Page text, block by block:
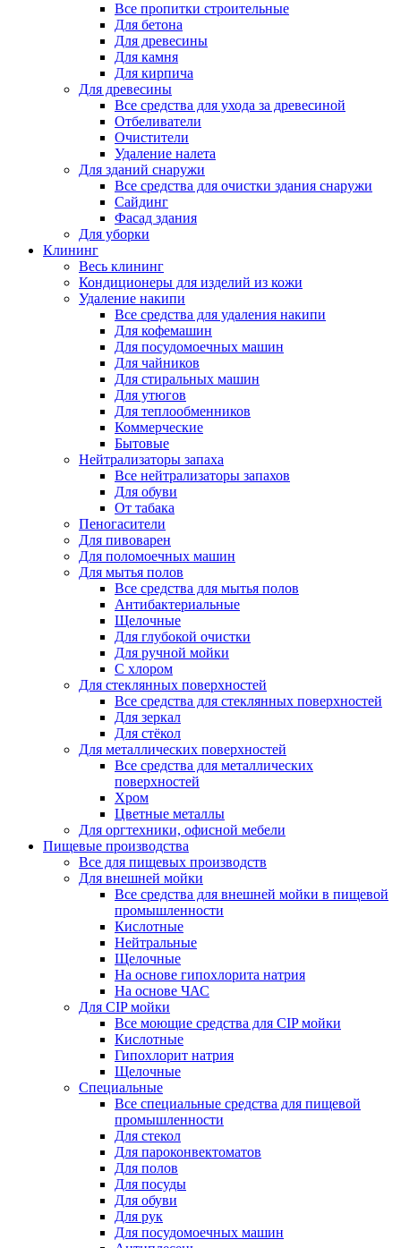
Все пропитки строительные
Для бетона
Для древесины
Для камня
Для кирпича
Для древесины
Все средства для ухода за древесиной
Отбеливатели
Очистители
Удаление налета
Для зданий снаружи
Все средства для очистки здания снаружи
Сайдинг
Фасад здания
Для уборки
Клининг
Весь клининг
Кондиционеры для изделий из кожи
Удаление накипи
Все средства для удаления накипи
Для кофемашин
Для посудомоечных машин
Для чайников
Для стиральных машин
Для утюгов
Для теплообменников
Коммерческие
Бытовые
Нейтрализаторы запаха
Все нейтрализаторы запахов
Для обуви
От табака
Пеногасители
Для пивоварен
Для поломоечных машин
Для мытья полов
Все средства для мытья полов
Антибактериальные
Щелочные
Для глубокой очистки
Для ручной мойки
С хлором
Для стеклянных поверхностей
Все средства для стеклянных поверхностей
Для зеркал
Для стёкол
Для металлических поверхностей
Все средства для металлических
поверхностей
Хром
Цветные металлы
Для оргтехники, офисной мебели
Пищевые производства
Все для пищевых производств
Для внешней мойки
Все средства для внешней мойки в пищевой
промышленности
Кислотные
Нейтральные
Щелочные
На основе гипохлорита натрия
На основе ЧАС
Для CIP мойки
Все моющие средства для CIP мойки
Кислотные
Гипохлорит натрия
Щелочные
Специальные
Все специальные средства для пищевой
промышленности
Для стекол
Для пароконвектоматов
Для полов
Для посуды
Для обуви
Для рук
Для посудомоечных машин